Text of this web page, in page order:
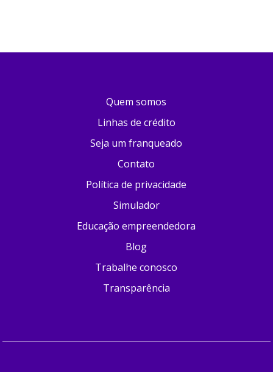
Quem somos
Linhas de crédito
Seja um franqueado
Contato
Política de privacidade
Simulador
Educação empreendedora
Blog
Trabalhe conosco
Transparência